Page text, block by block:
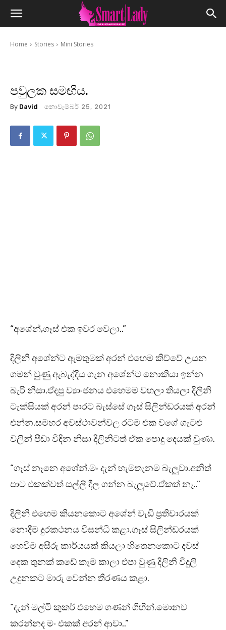
Home Stories Mini Stories
පවුලක සමඟිය.
By David නොවැම්බර් 25, 2021
“අශේන්,ගෑස් එක ඉවර වෙලා..”
දිලිනි අශේන්ට ඇමතුමක් අරන් එහෙම කිව්වේ උයන
ගමන් වුණු ඇබැද්දිය ගැන අශේන්ට නොකියා ඉන්න
බැරි නිසා.ඒදපු ව්‍යාංජනය එහෙමම වහලා තියලා දිලිනි
ටැක්සියක් අරන් පාරට බැස්සේ ගෑස් සිලින්ඩරයක් අරන්
එන්න.සමහර අවස්ථාවන්වල රටම එක වගේ ගැටළු
වලින් පීඩා විඳින නිසා දිලිනිටත් ඒක පොදු දෙයක් වුණා.
“ගෑස් නෑනෙ අශේන්.මං දැන් හැමතැනම බැලුවා.අනිත්
පාට එකක්වත් සල්ලි දීල ගන්න බැලුවේ.ඒකත් නෑ..”
දිලිනි එහෙම කියනකොට අශේන් වැඩි ප්‍රතිචාරයක්
නොදීම දුරකථනය විසන්ධි කළා.ගෑස් සිලින්ඩරයක්
හෙවීම අසීරු කාර්යයක් කියලා හිතෙනකොට දවස්
දෙක තුනක් කඩේ කෑම කාලා එපා වුණු දිලිනි විදුලි
උදුනකට මාරු වෙන්න තීරණය කළා.
“දැන් මල්ටි කුකර් එහෙම ගණන් ගිහින්.මොනව
කරන්නද මං එකක් අරන් ආවා..”